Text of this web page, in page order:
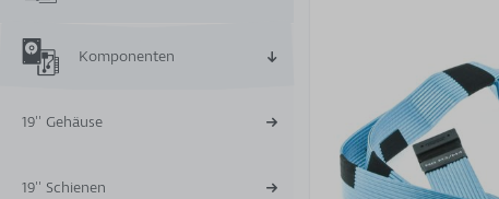
Komponenten
19'' Gehäuse
19'' Schienen